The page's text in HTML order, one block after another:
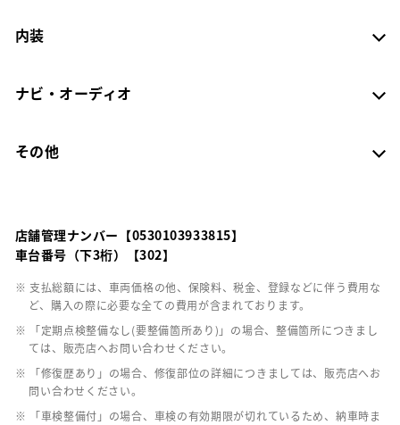
内装
ナビ・オーディオ
その他
店舗管理ナンバー【0530103933815】
車台番号（下3桁）【302】
※ 支払総額には、車両価格の他、保険料、税金、登録などに伴う費用な
ど、購入の際に必要な全ての費用が含まれております。
※ 「定期点検整備なし(要整備箇所あり)」の場合、整備箇所につきまし
ては、販売店へお問い合わせください。
※ 「修復歴あり」の場合、修復部位の詳細につきましては、販売店へお
問い合わせください。
※ 「車検整備付」の場合、車検の有効期限が切れているため、納車時ま